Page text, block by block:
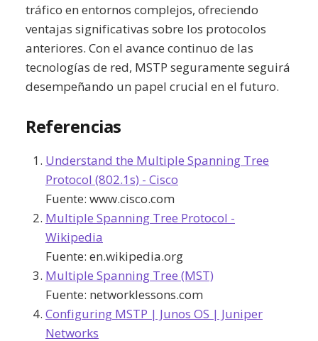
tráfico en entornos complejos, ofreciendo
ventajas significativas sobre los protocolos
anteriores. Con el avance continuo de las
tecnologías de red, MSTP seguramente seguirá
desempeñando un papel crucial en el futuro.
Referencias
Understand the Multiple Spanning Tree
Protocol (802.1s) - Cisco
Fuente: www.cisco.com
Multiple Spanning Tree Protocol -
Wikipedia
Fuente: en.wikipedia.org
Multiple Spanning Tree (MST)
Fuente: networklessons.com
Configuring MSTP | Junos OS | Juniper
Networks